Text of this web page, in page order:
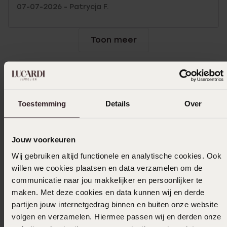
Toestemming Details Over
Jouw voorkeuren
Wij gebruiken altijd functionele en analytische cookies. Ook
willen we cookies plaatsen en data verzamelen om de
communicatie naar jou makkelijker en persoonlijker te
maken. Met deze cookies en data kunnen wij en derde
partijen jouw internetgedrag binnen en buiten onze website
volgen en verzamelen. Hiermee passen wij en derden onze
07-07-2026 - Patrycja F.
Toon meer
Ook leuk voor jou